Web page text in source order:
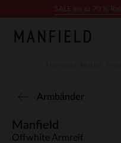
Armbänder
Manfield
Offwhite Armreif